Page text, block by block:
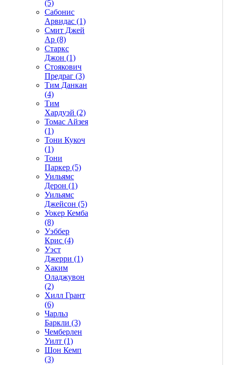
(5)
Сабонис
Арвидас (1)
Смит Джей
Ар (8)
Старкс
Джон (1)
Стоякович
Предраг (3)
Тим Данкан
(4)
Тим
Хардуэй (2)
Томас Айзея
(1)
Тони Кукоч
(1)
Тони
Паркер (5)
Уильямс
Дерон (1)
Уильямс
Джейсон (5)
Уокер Кемба
(8)
Уэббер
Крис (4)
Уэст
Джерри (1)
Хаким
Оладжувон
(2)
Хилл Грант
(6)
Чарльз
Баркли (3)
Чемберлен
Уилт (1)
Шон Кемп
(3)